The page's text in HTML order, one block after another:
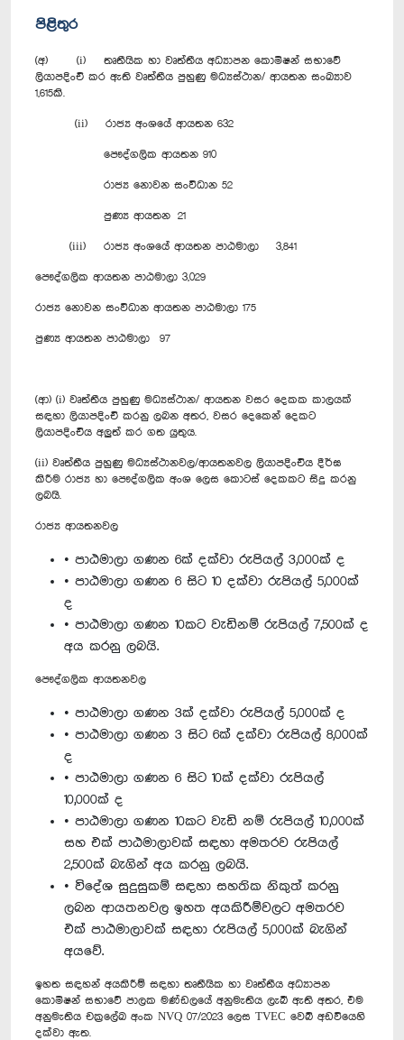
පිළිතුර
(අ) (i) තෘතීයික හා වෘත්තීය අධ්‍යාපන කොමිෂන් සභාවේ
ලියාපදිංචි කර ඇති වෘත්තීය පුහුණු මධ්‍යස්ථාන/ ආයතන සංඛ්‍යාව
1,615කි.
(ii) රාජ්‍ය අංශයේ ආයතන 632
පෞද්ගලික ආයතන 910
රාජ්‍ය නොවන සංවිධාන 52
පුණ්‍ය ආයතන 21
(iii) රාජ්‍ය අංශයේ ආයතන පාඨමාලා 3,841
පෞද්ගලික ආයතන පාඨමාලා 3,029
රාජ්‍ය ‍නොවන සංවිධාන ආයතන පාඨමාලා 175
පුණ්‍ය ආයතන පාඨමාලා 97
(ආ) (i) වෘත්තීය පුහුණු මධ්‍යස්ථාන/ ආයතන වසර දෙකක කාලයක්
සඳහා ලියාපදිංචි කරනු ලබන අතර, වසර දෙකෙන් දෙකට
ලියාපදිංචිය අලුත් කර ගත යුතුය.
(ii) වෘත්තීය පුහුණු මධ්‍යස්ථානවල/ආයතනවල ලියාපදිංචිය දීර්ඝ
කිරීම රාජ්‍ය හා පෞද්ගලික අංශ ලෙස කොටස් දෙකකට සිදු කරනු
ලබයි.
රාජ්‍ය ආයතනවල
• පාඨමාලා ගණන 6ක් දක්වා රුපියල් 3,000ක් ද
• පාඨමාලා ගණන 6 සිට 10 දක්වා රුපියල් 5,000ක්
ද
• පාඨමාලා ගණන 10කට වැඩිනම් රුපියල් 7,500ක් ද
අය කරනු ලබයි.
පෞද්ගලික ආයතනවල
• පාඨමාලා ගණන 3ක් දක්වා රුපියල් 5,000ක් ද
• පාඨමාලා ගණන 3 සිට 6ක් දක්වා රුපියල් 8,000ක්
ද
• පාඨමාලා ගණන 6 සිට 10ක් දක්වා රුපියල්
10,000ක් ද
• පාඨමාලා ගණන 10කට වැඩි නම් රුපියල් 10,000ක්
සහ එක් පාඨමාලාවක් සඳහා අමතරව රුපියල්
2,500ක් බැගින් අය කරනු ලබයි.
• විදේශ සුදුසුකම් සඳහා සහතික නිකුත් කරනු
ලබන ආයතනවල ඉහත අයකිරීම්වලට අමතරව
එක් පාඨමාලාවක් සඳහා රුපියල් 5,000ක් බැගින්
අයවේ.
ඉහත සඳහන් අයකිරීම් සඳහා තෘතීයික හා වෘත්තීය අධ්‍යාපන
කොමිෂන් සභාවේ පාලක මණ්ඩලයේ අනුමැතිය ලැබී ඇති අතර, එම
අනුමැතිය චක්‍රලේඛ අංක NVQ 07/2023 ලෙස TVEC වෙබ් අඩවියෙහි
දක්වා ඇත.